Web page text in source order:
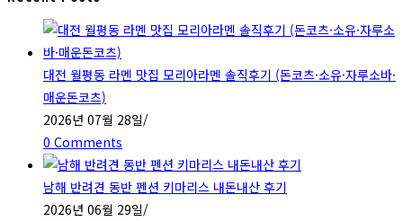
close
search
대전 월평동 라멘 맛집 모리아라멘 솔직후기 (돈코츠·소유·자루소바·
매운돈코츠)
2026년 07월 28일/
0 Comments
남해 반려견 동반 펜션 키마리스 내돈내산 후기
2026년 06월 29일/